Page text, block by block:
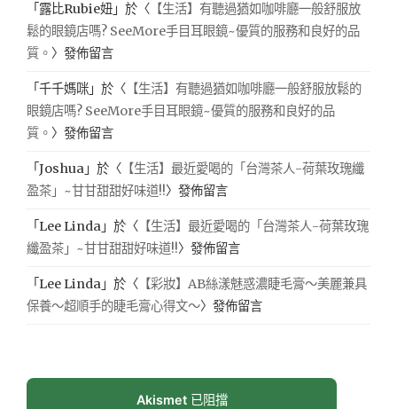
「 露比Rubie妞 」於〈 【生活】有聽過猶如咖啡廳一般舒服放
鬆的眼鏡店嗎? SeeMore手目耳眼鏡~優質的服務和良好的品
質。 〉發佈留言
「千千媽咪 」於〈 【生活】有聽過猶如咖啡廳一般舒服放鬆的
眼鏡店嗎? SeeMore手目耳眼鏡~優質的服務和良好的品
質。 〉發佈留言
「Joshua 」於〈 【生活】最近愛喝的「台灣茶人-荷葉玫瑰纖
盈茶」~甘甘甜甜好味道!!〉發佈留言
「Lee Linda 」於〈 【生活】最近愛喝的「台灣茶人-荷葉玫瑰
纖盈茶」~甘甘甜甜好味道!!〉發佈留言
「Lee Linda 」於〈 【彩妝】AB絲漾魅惑濃睫毛膏～美麗兼具
保養～超順手的睫毛膏心得文～〉發佈留言
Akismet已阻擋